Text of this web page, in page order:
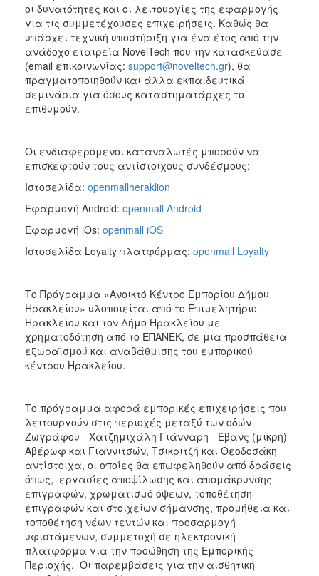
οι δυνατότητες και οι λειτουργίες της εφαρμογής
για τις συμμετέχουσες επιχειρήσεις. Καθώς θα
υπάρχει τεχνική υποστήριξη για ένα έτος από την
ανάδοχο εταιρεία NovelTech που την κατασκεύασε
(email επικοινωνίας: support@noveltech.gr), θα
πραγματοποιηθούν και άλλα εκπαιδευτικά
σεμινάρια για όσους καταστηματάρχες το
επιθυμούν.
Οι ενδιαφερόμενοι καταναλωτές μπορούν να
επισκεφτούν τους αντίστοιχους συνδέσμους:
Ιστοσελίδα: openmallheraklion
Εφαρμογή Android: openmall Android
Εφαρμογή iOs: openmall iOS
Ιστοσελίδα Loyalty πλατφόρμας: openmall Loyalty
Το Πρόγραμμα «Ανοικτό Κέντρο Εμπορίου Δήμου
Ηρακλείου» υλοποιείται από το Επιμελητήριο
Ηρακλείου και τον Δήμο Ηρακλείου με
χρηματοδότηση από το ΕΠΑΝΕΚ, σε μια προσπάθεια
εξωραϊσμού και αναβάθμισης του εμπορικού
κέντρου Ηρακλείου.
Το πρόγραμμα αφορά εμπορικές επιχειρήσεις που
λειτουργούν στις περιοχές μεταξύ των οδών
Ζωγράφου - Χατζημιχάλη Γιάνναρη - Έβανς (μικρή)-
Αβέρωφ και Γιαννιτσών, Τσικριτζή και Θεοδοσάκη
αντίστοιχα, οι οποίες θα επωφεληθούν από δράσεις
όπως, εργασίες αποψίλωσης και απομάκρυνσης
επιγραφών, χρωματισμό όψεων, τοποθέτηση
επιγραφών και στοιχείων σήμανσης, προμήθεια και
τοποθέτηση νέων τεντών και προσαρμογή
υφιστάμενων, συμμετοχή σε ηλεκτρονική
πλατφόρμα για την προώθηση της Εμπορικής
Περιοχής. Οι παρεμβάσεις για την αισθητική